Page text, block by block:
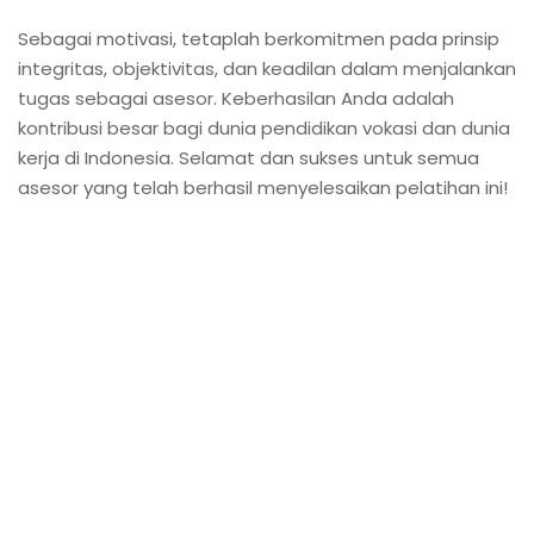
Sebagai motivasi, tetaplah berkomitmen pada prinsip
integritas, objektivitas, dan keadilan dalam menjalankan
tugas sebagai asesor. Keberhasilan Anda adalah
kontribusi besar bagi dunia pendidikan vokasi dan dunia
kerja di Indonesia. Selamat dan sukses untuk semua
asesor yang telah berhasil menyelesaikan pelatihan ini!